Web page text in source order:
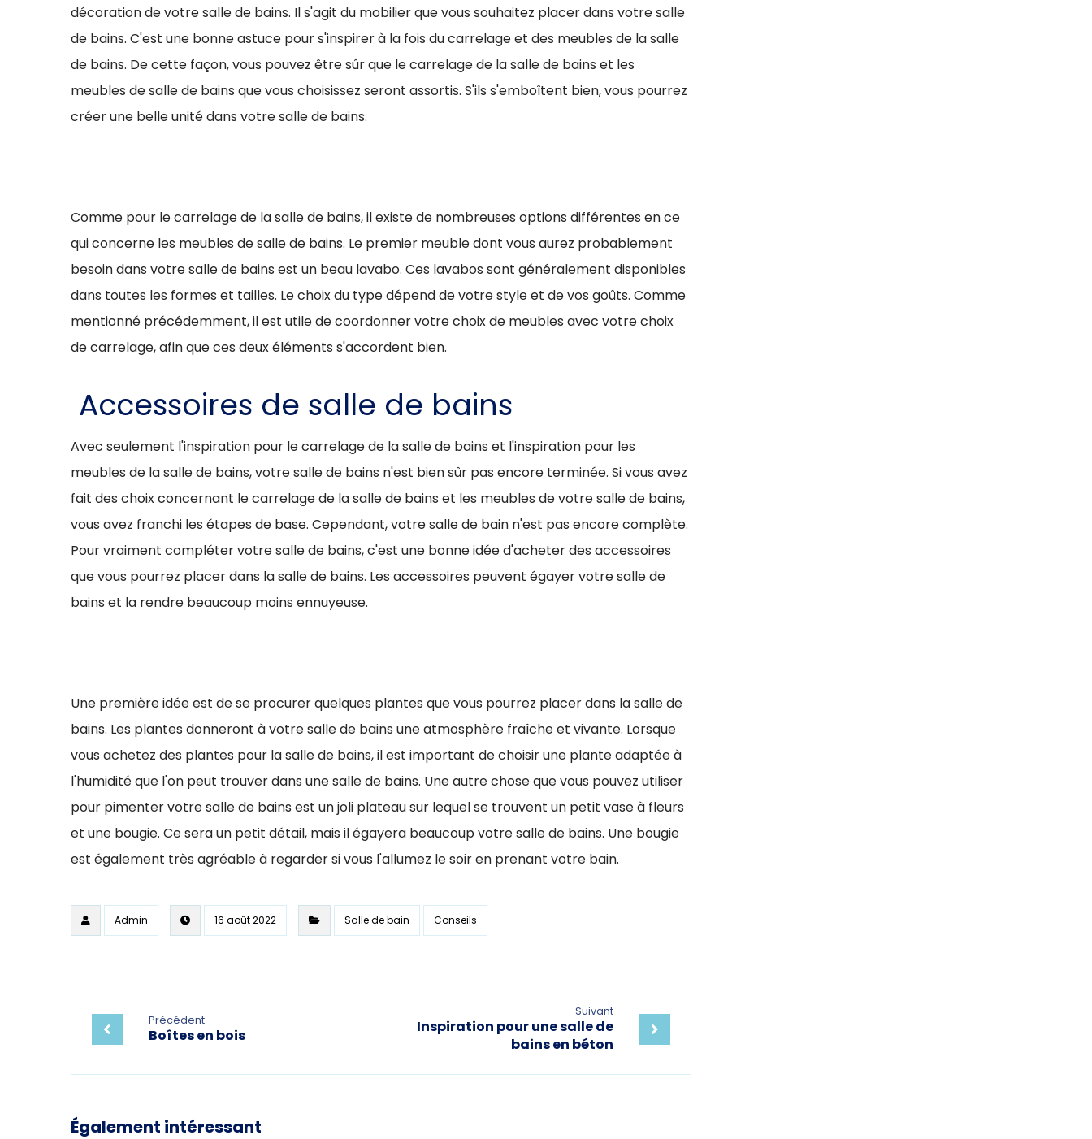
décoration de votre salle de bains. Il s'agit du mobilier que vous souhaitez placer dans votre salle
de bains. C'est une bonne astuce pour s'inspirer à la fois du carrelage et des meubles de la salle
de bains. De cette façon, vous pouvez être sûr que le carrelage de la salle de bains et les
meubles de salle de bains que vous choisissez seront assortis. S'ils s'emboîtent bien, vous pourrez
créer une belle unité dans votre salle de bains.
Comme pour le carrelage de la salle de bains, il existe de nombreuses options différentes en ce
qui concerne les meubles de salle de bains. Le premier meuble dont vous aurez probablement
besoin dans votre salle de bains est un beau lavabo. Ces lavabos sont généralement disponibles
dans toutes les formes et tailles. Le choix du type dépend de votre style et de vos goûts. Comme
mentionné précédemment, il est utile de coordonner votre choix de meubles avec votre choix
de carrelage, afin que ces deux éléments s'accordent bien.
Accessoires de salle de bains
Avec seulement l'inspiration pour le carrelage de la salle de bains et l'inspiration pour les
meubles de la salle de bains, votre salle de bains n'est bien sûr pas encore terminée. Si vous avez
fait des choix concernant le carrelage de la salle de bains et les meubles de votre salle de bains,
vous avez franchi les étapes de base. Cependant, votre salle de bain n'est pas encore complète.
Pour vraiment compléter votre salle de bains, c'est une bonne idée d'acheter des accessoires
que vous pourrez placer dans la salle de bains. Les accessoires peuvent égayer votre salle de
bains et la rendre beaucoup moins ennuyeuse.
Une première idée est de se procurer quelques plantes que vous pourrez placer dans la salle de
bains. Les plantes donneront à votre salle de bains une atmosphère fraîche et vivante. Lorsque
vous achetez des plantes pour la salle de bains, il est important de choisir une plante adaptée à
l'humidité que l'on peut trouver dans une salle de bains. Une autre chose que vous pouvez utiliser
pour pimenter votre salle de bains est un joli plateau sur lequel se trouvent un petit vase à fleurs
et une bougie. Ce sera un petit détail, mais il égayera beaucoup votre salle de bains. Une bougie
est également très agréable à regarder si vous l'allumez le soir en prenant votre bain.
Admin 16 août 2022 Salle de bain Conseils
Précédent
Boîtes en bois
Suivant
Inspiration pour une salle de
bains en béton
Également intéressant